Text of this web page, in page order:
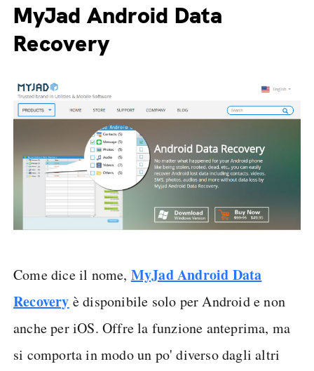
MyJad Android Data
Recovery
Come dice il nome, MyJad Android Data
Recovery è disponibile solo per Android e non
anche per iOS. Offre la funzione anteprima, ma
si comporta in modo un po' diverso dagli altri